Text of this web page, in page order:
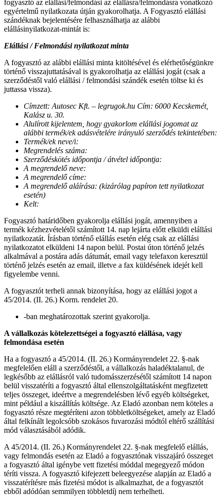
fogyasztó az elállási/felmondási az elállásra/felmondásra vonatkozó
egyértelmű nyilatkozata útján gyakorolhatja. A Fogyasztó elállási
szándéknak bejelentésére felhasználhatja az alábbi
elállásinyilatkozat-mintát is:
Elállási / Felmondási nyilatkozat minta
A fogyasztó az alábbi elállási minta kitöltésével és elérhetőségünkre
történő visszajuttatásával is gyakorolhatja az elállási jogát (csak a
szerződéstől való elállási / felmondási szándék esetén töltse ki és
juttassa vissza).
Címzett: Autosec Kft. – legrugok.hu Cím: 6000 Kecskemét,
Kalász u. 30.
Alulírott kijelentem, hogy gyakorlom elállási jogomat az
alábbi termék/ek adásvételére irányuló szerződés tekintetében:
Termék/ek neve/i:
Megrendelés száma:
Szerződéskötés időpontja / átvétel időpontja:
A megrendelő neve:
A megrendelő címe:
A megrendelő aláírása: (kizárólag papíron tett nyilatkozat
esetén)
Kelt:
Fogyasztó határidőben gyakorolja elállási jogát, amennyiben a
termék kézhezvételétől számított 14. nap lejárta előtt elküldi elállási
nyilatkozatát. Írásban történő elállás esetén elég csak az elállási
nyilatkozatot elküldeni 14 napon belül. Postai úton történő jelzés
alkalmával a postára adás dátumát, email vagy telefaxon keresztül
történő jelzés esetén az email, illetve a fax küldésének idejét kell
figyelembe venni.
A fogyasztót terheli annak bizonyítása, hogy az elállási jogot a
45/2014. (II. 26.) Korm. rendelet 20.
-ban meghatározottak szerint gyakorolja.
A vállalkozás kötelezettségei a fogyasztó elállása, vagy
felmondása esetén
Ha a fogyasztó a 45/2014. (II. 26.) Kormányrendelet 22. §-nak
megfelelően eláll a szerződéstől, a vállalkozás haladéktalanul, de
legkésőbb az elállásról való tudomásszerzésétől számított 14 napon
belül visszatéríti a fogyasztó által ellenszolgáltatásként megfizetett
teljes összeget, ideértve a megrendelésben lévő egyéb költségeket,
mint például a kiszállítás költsége. Az Eladó azonban nem köteles a
fogyasztó része megtéríteni azon többletköltségeket, amely az Eladó
által felkínált legolcsóbb szokásos fuvarozási módtól eltérő szállítási
mód választásából adódik.
A 45/2014. (II. 26.) Kormányrendelet 22. §-nak megfelelő elállás,
vagy felmondás esetén az Eladó a fogyasztónak visszajáró összeget
a fogyasztó által igénybe vett fizetési móddal megegyező módon
téríti vissza. A fogyasztó kifejezett beleegyezése alapján az Eladó a
visszatérítésre más fizetési módot is alkalmazhat, de a fogyasztót
ebből adódóan semmilyen többletdíj nem terhelheti.